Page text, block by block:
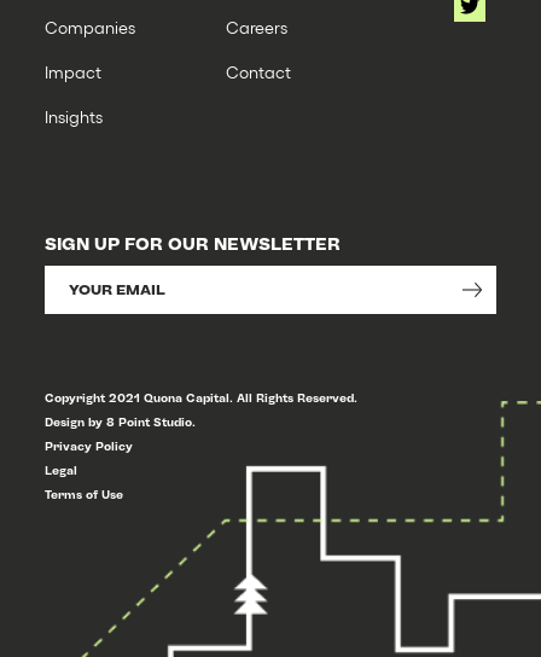
Companies
Impact
Insights
Careers
Contact
SIGN UP FOR OUR NEWSLETTER
Copyright 2021 Quona Capital. All Rights Reserved.
Design by 8 Point Studio.
Privacy Policy
Legal
Terms of Use